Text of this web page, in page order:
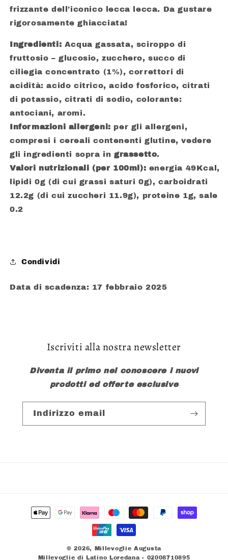
frizzante dell’iconico lecca lecca. Da gustare
rigorosamente ghiacciata!
Ingredienti: Acqua gassata, sciroppo di
fruttosio – glucosio, zucchero, succo di
ciliegia concentrato (1%), correttori di
acidità: acido citrico, acido fosforico, citrati
di potassio, citrati di sodio, colorante:
antociani, aromi.
Informazioni allergeni: per gli allergeni,
compresi i cereali contenenti glutine, vedere
gli ingredienti sopra in grassetto.
Valori nutrizionali (per 100ml): energia 49Kcal,
lipidi 0g (di cui grassi saturi 0g), carboidrati
12.2g (di cui zuccheri 11.9g), proteine 1g, sale
0.2
Condividi
Data di scadenza: 17 febbraio 2025
Iscriviti alla nostra newsletter
Diventa il primo nel conoscere i nuovi
prodotti ed offerte esclusive
Indirizzo email
Metodi
© 2026, Millevoglie Augusta
Millevoglie di Latino Loredana - 02008710895